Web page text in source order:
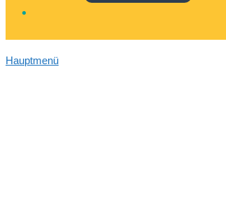
Hauptmenü